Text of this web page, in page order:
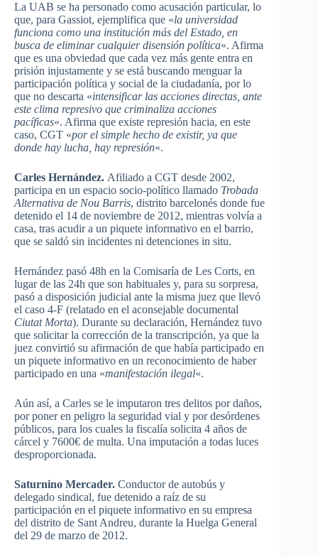
La UAB se ha personado como acusación particular, lo
que, para Gassiot, ejemplifica que «la universidad
funciona como una institución más del Estado , en
busca de eliminar cualquier disensión política«. Afirma
que es una obviedad que cada vez más gente entra en
prisión injustamente y se está buscando menguarla
participación política y social de la ciudadanía, porlo
que no descarta «intensificar las acciones directas , ante
este clima represivo que criminaliza acciones
pacíficas«. Afirma que existe represión hacia, en este
caso, CGT «porel simple hecho de existir, ya que
donde hay lucha , hay represión«.
Carles Hernández. Afiliado a CGT desde 2002,
participa en un espacio socio-político llamado Trobada
Alternativa de Nou Barris, distrito barcelonés donde fue
detenido el 14 de noviembre de 2012, mientras volvía a
casa, tras acudira un piquete informativo en el barrio,
que se saldó sin incidentes ni detenciones in situ.
Hernández pasó 48h en la Comisaría de Les Corts, en
lugarde las 24h que son habituales y, para su sorpresa,
pasó a disposición judicial ante la misma juez que llevó
el caso 4-F (relatado en el aconsejable documental
Ciutat Morta). Durante su declaración, Hernández tuvo
que solicitarla corrección de la transcripción, ya que la
juez convirtió su afirmación de que había participado en
un piquete informativo en un reconocimiento de haber
participado en una «manifestación ilegal«.
Aún así, a Carles se le imputaron tres delitos por daños,
por poneren peligro la seguridad vial y por desórdenes
públicos, para los cuales la fiscalía solicita 4 años de
cárcel y 7600€ de multa. Una imputación a todas luces
desproporcionada.
Saturnino Mercader. Conductor de autobús y
delegado sindical, fue detenido a raíz de su
participación en el piquete informativo en su empresa
del distrito de Sant Andreu, durante la Huelga General
del 29 de marzo de 2012.